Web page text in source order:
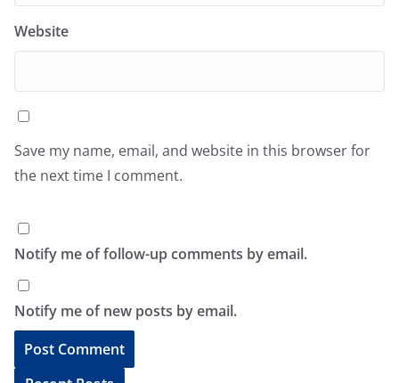
Website
Save my name, email, and website in this browser for
the next time I comment.
Notify me of follow-up comments by email.
Notify me of new posts by email.